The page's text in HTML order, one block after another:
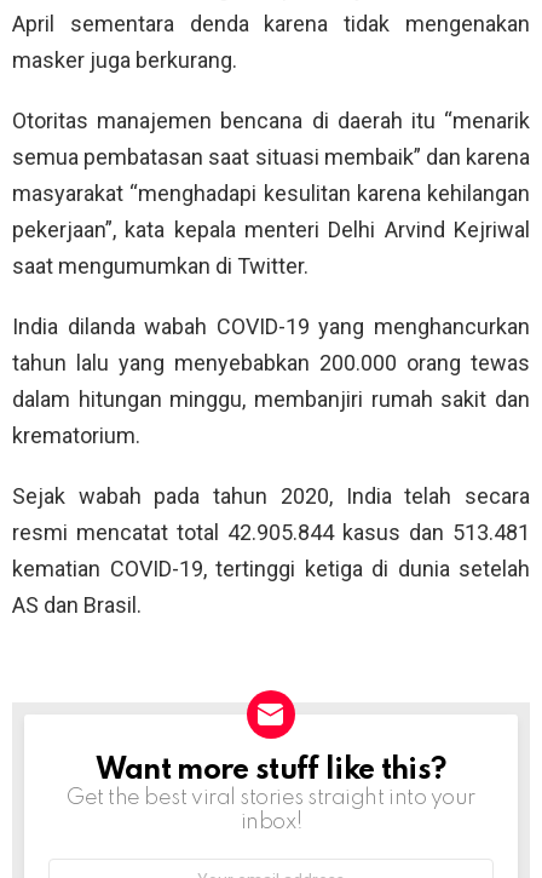
April sementara denda karena tidak mengenakan
masker juga berkurang.
Otoritas manajemen bencana di daerah itu “menarik
semua pembatasan saat situasi membaik” dan karena
masyarakat “menghadapi kesulitan karena kehilangan
pekerjaan”, kata kepala menteri Delhi Arvind Kejriwal
saat mengumumkan di Twitter.
India dilanda wabah COVID-19 yang menghancurkan
tahun lalu yang menyebabkan 200.000 orang tewas
dalam hitungan minggu, membanjiri rumah sakit dan
krematorium.
Sejak wabah pada tahun 2020, India telah secara
resmi mencatat total 42.905.844 kasus dan 513.481
kematian COVID-19, tertinggi ketiga di dunia setelah
AS dan Brasil.
NEWSLETTER
Want more stuff like this?
Get the best viral stories straight into your
inbox!